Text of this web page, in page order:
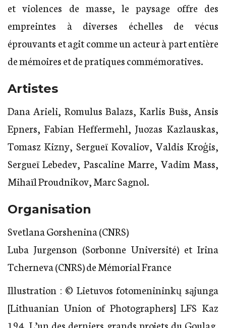
et violences de masse, le paysage offre des
empreintes à diverses échelles de vécus
éprouvants et agit comme un acteur à part entière
de mémoires et de pratiques commémoratives.
Artistes
Dana Arieli, Romulus Balazs, Karlis Bušs, Ansis
Epners, Fabian Heffermehl, Juozas Kazlauskas,
Tomasz Kizny, Sergueï Kovaliov, Valdis Kroģis,
Sergueï Lebedev, Pascaline Marre, Vadim Mass,
Mihaïl Proudnikov, Marc Sagnol.
Organisation
Svetlana Gorshenina (CNRS)
Luba Jurgenson (Sorbonne Université) et Irina
Tcherneva (CNRS) de Mémorial France
Illustration : © Lietuvos fotomenininkų sąjunga
[Lithuanian Union of Photographers] LFS Kaz
194. L’un des derniers grands projets du Goulag,